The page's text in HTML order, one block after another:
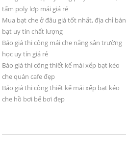
tấm poly lợp mái giá rẻ
Mua bạt che ở đâu giá tốt nhất, địa chỉ bán
bạt uy tín chất lượng
Báo giá thi công mái che nắng sân trường
học uy tín giá rẻ
Báo giá thi công thiết kế mái xếp bạt kéo
che quán cafe đẹp
Báo giá thi công thiết kế mái xếp bạt kéo
che hồ bơi bể bơi đẹp